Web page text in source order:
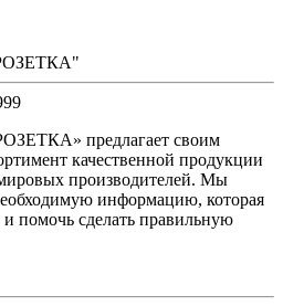
предлагает своим
качественной продукции
производителей. Мы
информацию, которая
помочь сделать правильную